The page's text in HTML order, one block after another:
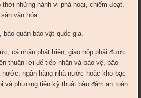
những hành vi phá hoại, chiếm đoạt,
văn hóa.
quản bảo vật quốc gia.
cá nhân phát hiện, giao nộp phải được
thuận lợi để tiếp nhận và bảo vệ, bảo
nước, ngân hàng nhà nước hoặc kho bạc
và phương tiện kỹ thuật bảo đảm an toàn.